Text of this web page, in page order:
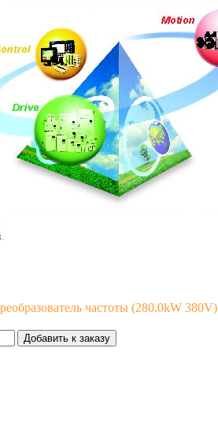
частоты (280.0kW 380V)